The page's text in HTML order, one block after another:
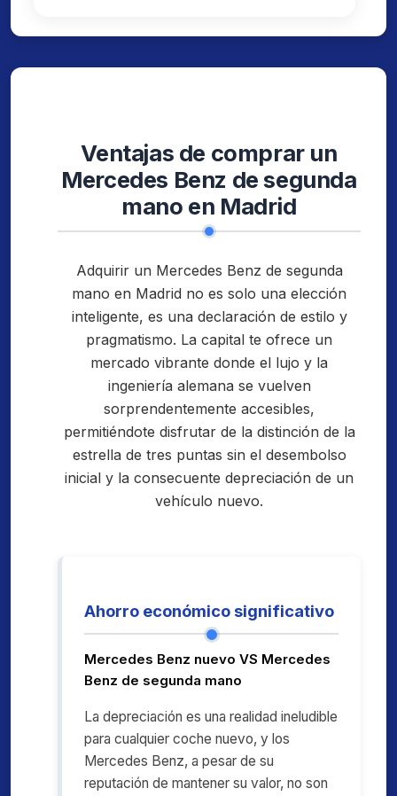
Ventajas de comprar un
Mercedes Benz de segunda
mano en Madrid
Adquirir un Mercedes Benz de segunda
mano en Madrid no es solo una elección
inteligente, es una declaración de estilo y
pragmatismo. La capital te ofrece un
mercado vibrante donde el lujo y la
ingeniería alemana se vuelven
sorprendentemente accesibles,
permitiéndote disfrutar de la distinción de la
estrella de tres puntas sin el desembolso
inicial y la consecuente depreciación de un
vehículo nuevo.
Ahorro económico significativo
Mercedes Benz nuevo VS Mercedes
Benz de segunda mano
La depreciación es una realidad ineludible
para cualquier coche nuevo, y los
Mercedes Benz, a pesar de su
reputación de mantener su valor, no son